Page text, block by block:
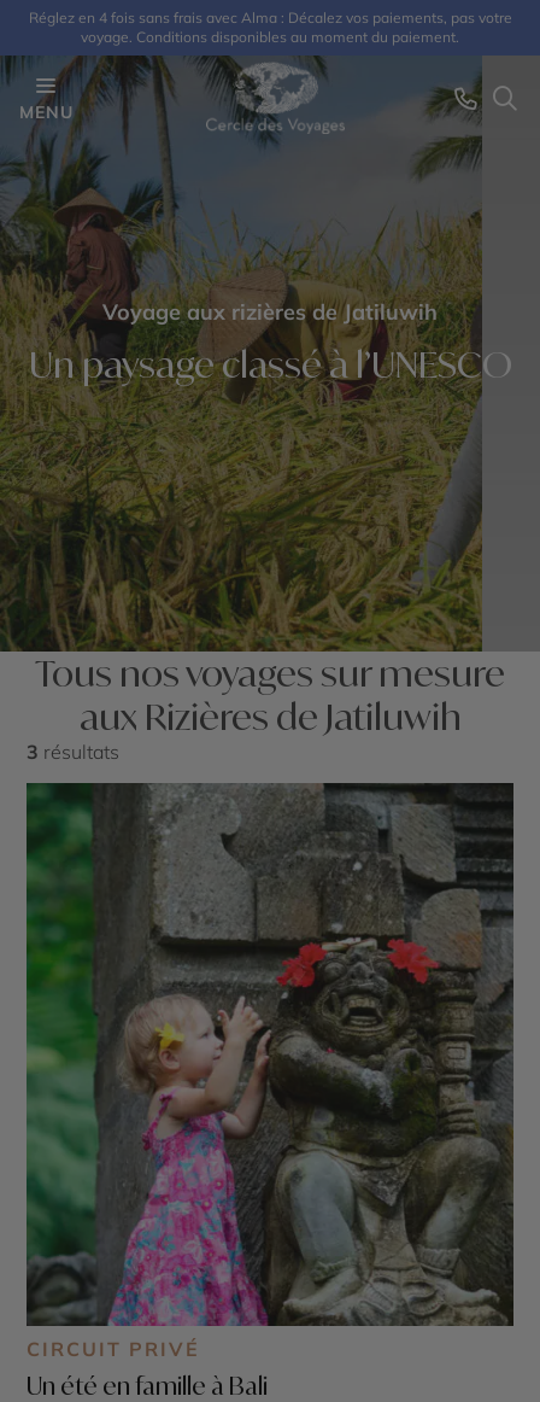
Réglez en 4 fois sans frais avec Alma : Décalez vos paiements, pas votre
voyage. Conditions disponibles au moment du paiement.
MENU
Voyage aux rizières de Jatiluwih
Un paysage classé à l’UNESCO
Tous nos voyages sur mesure
aux Rizières de Jatiluwih
3 résultats
CIRCUIT PRIVÉ
Un été en famille à Bali